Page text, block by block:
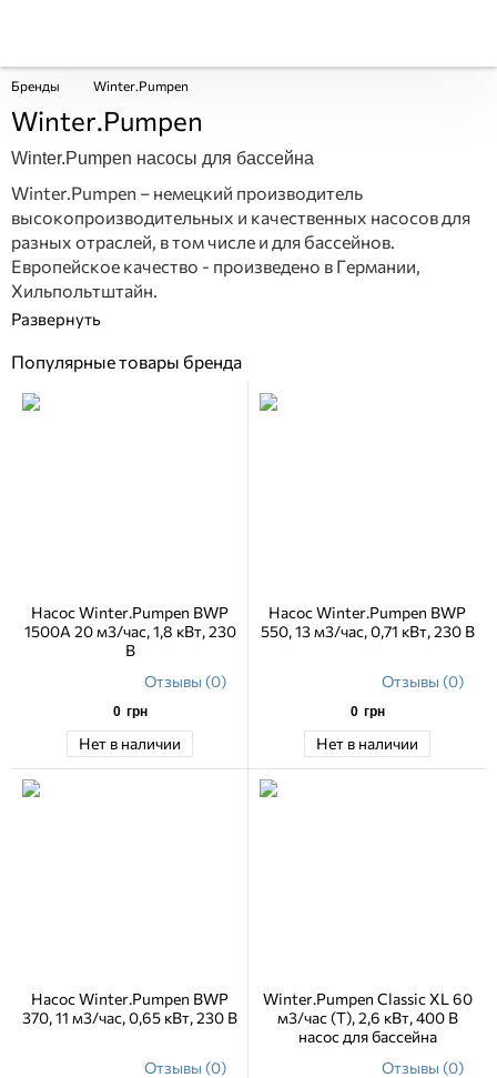
Бренды Winter.Pumpen
Winter.Pumpen
Winter.Pumpen насосы для бассейна
Winter.Pumpen – немецкий производитель
высокопроизводительных и качественных насосов для
разных отраслей, в том числе и для бассейнов.
Европейское качество - произведено в Германии,
Хильпольтштайн.
Популярные товары бренда
Насос Winter.Pumpen BWP
1500A 20 м3/час, 1,8 кВт, 230
В
Отзывы (0)
0 грн
Нет в наличии
Насос Winter.Pumpen BWP
550, 13 м3/час, 0,71 кВт, 230 В
Отзывы (0)
0 грн
Нет в наличии
Насос Winter.Pumpen BWP
370, 11 м3/час, 0,65 кВт, 230 В
Отзывы (0)
Winter.Pumpen Classic XL 60
м3/час (Т), 2,6 кВт, 400 В
насос для бассейна
Отзывы (0)